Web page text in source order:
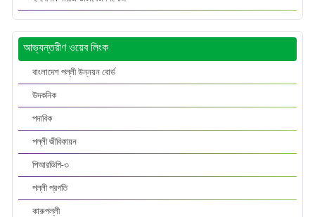
আভ্যন্তরীণ ওয়েব লিংক
বাংলাদেশ পল্লী উন্নয়ন বোর্ড
উদকনিক
পদাবিক
পল্লী জীবিকায়ন
পিআরডিপি-৩
পল্লী প্রগতি
কারুপল্লী